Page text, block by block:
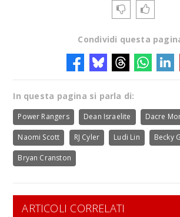
Condividi questa
In questa pagina si parla di:
Power Rangers Dean Israelite Dacre
Naomi Scott RJ Cyler Ludi Lin Becky G
Bryan Cranston
ARTICOLI CORRELATI